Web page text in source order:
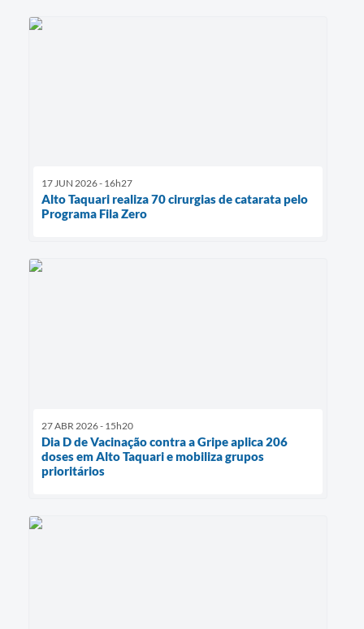
17 JUN 2026 - 16h27
Alto Taquari realiza 70 cirurgias de catarata pelo
Programa Fila Zero
27 ABR 2026 - 15h20
Dia D de Vacinação contra a Gripe aplica 206
doses em Alto Taquari e mobiliza grupos
prioritários